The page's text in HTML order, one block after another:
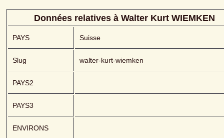
Données relatives à Walter Kurt WIEMKEN
PAYS Suisse
Slug walter-kurt-wiemken
PAYS2
PAYS3
ENVIRONS